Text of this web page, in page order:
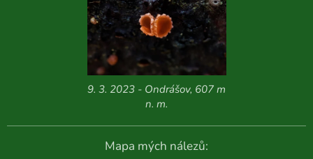
9. 3. 2023 - Ondrášov, 607 m
n. m.
Mapa mých nálezů: